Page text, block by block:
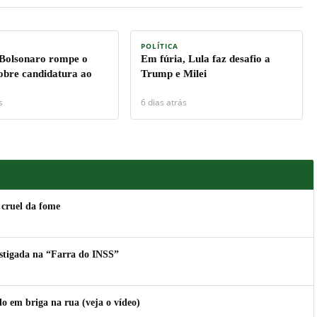
rompe o
candidatura ao
POLÍTICA
Em fúria, Lula faz desafio a
Trump e Milei
6 dias atrás
da fome
na “Farra do INSS”
em briga na rua (veja o vídeo)